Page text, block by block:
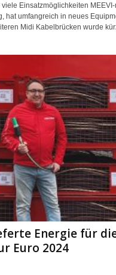
Einsatzmöglichkeiten
hat umfangreich in neues
Midi Kabelbrücken wurde
Energie für
Euro 2024